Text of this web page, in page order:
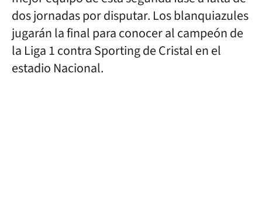
dos jornadas por disputar. Los blanquiazules
jugarán la final para conocer al campeón de
la Liga 1 contra Sporting de Cristal en el
estadio Nacional.